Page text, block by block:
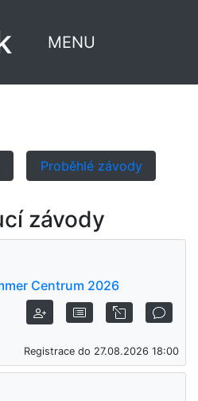
MENU
Proběhlé závody
závody
Centrum 2026
Registrace do 27.08.2026 18:00